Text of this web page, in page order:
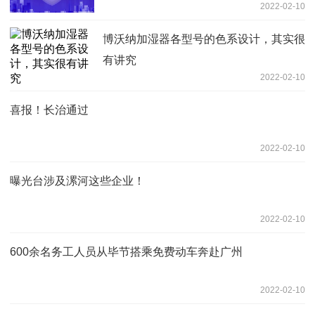
2022-02-10
博沃纳加湿器各型号的色系设计，其实很
有讲究
2022-02-10
喜报！长治通过
2022-02-10
曝光台涉及漯河这些企业！
2022-02-10
600余名务工人员从毕节搭乘免费动车奔赴广州
2022-02-10